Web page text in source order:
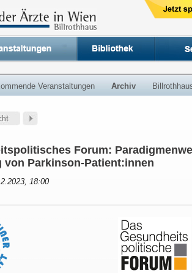
Veranstaltungen Archiv
Forum:
von Parkinson-Patient:innen
18:00